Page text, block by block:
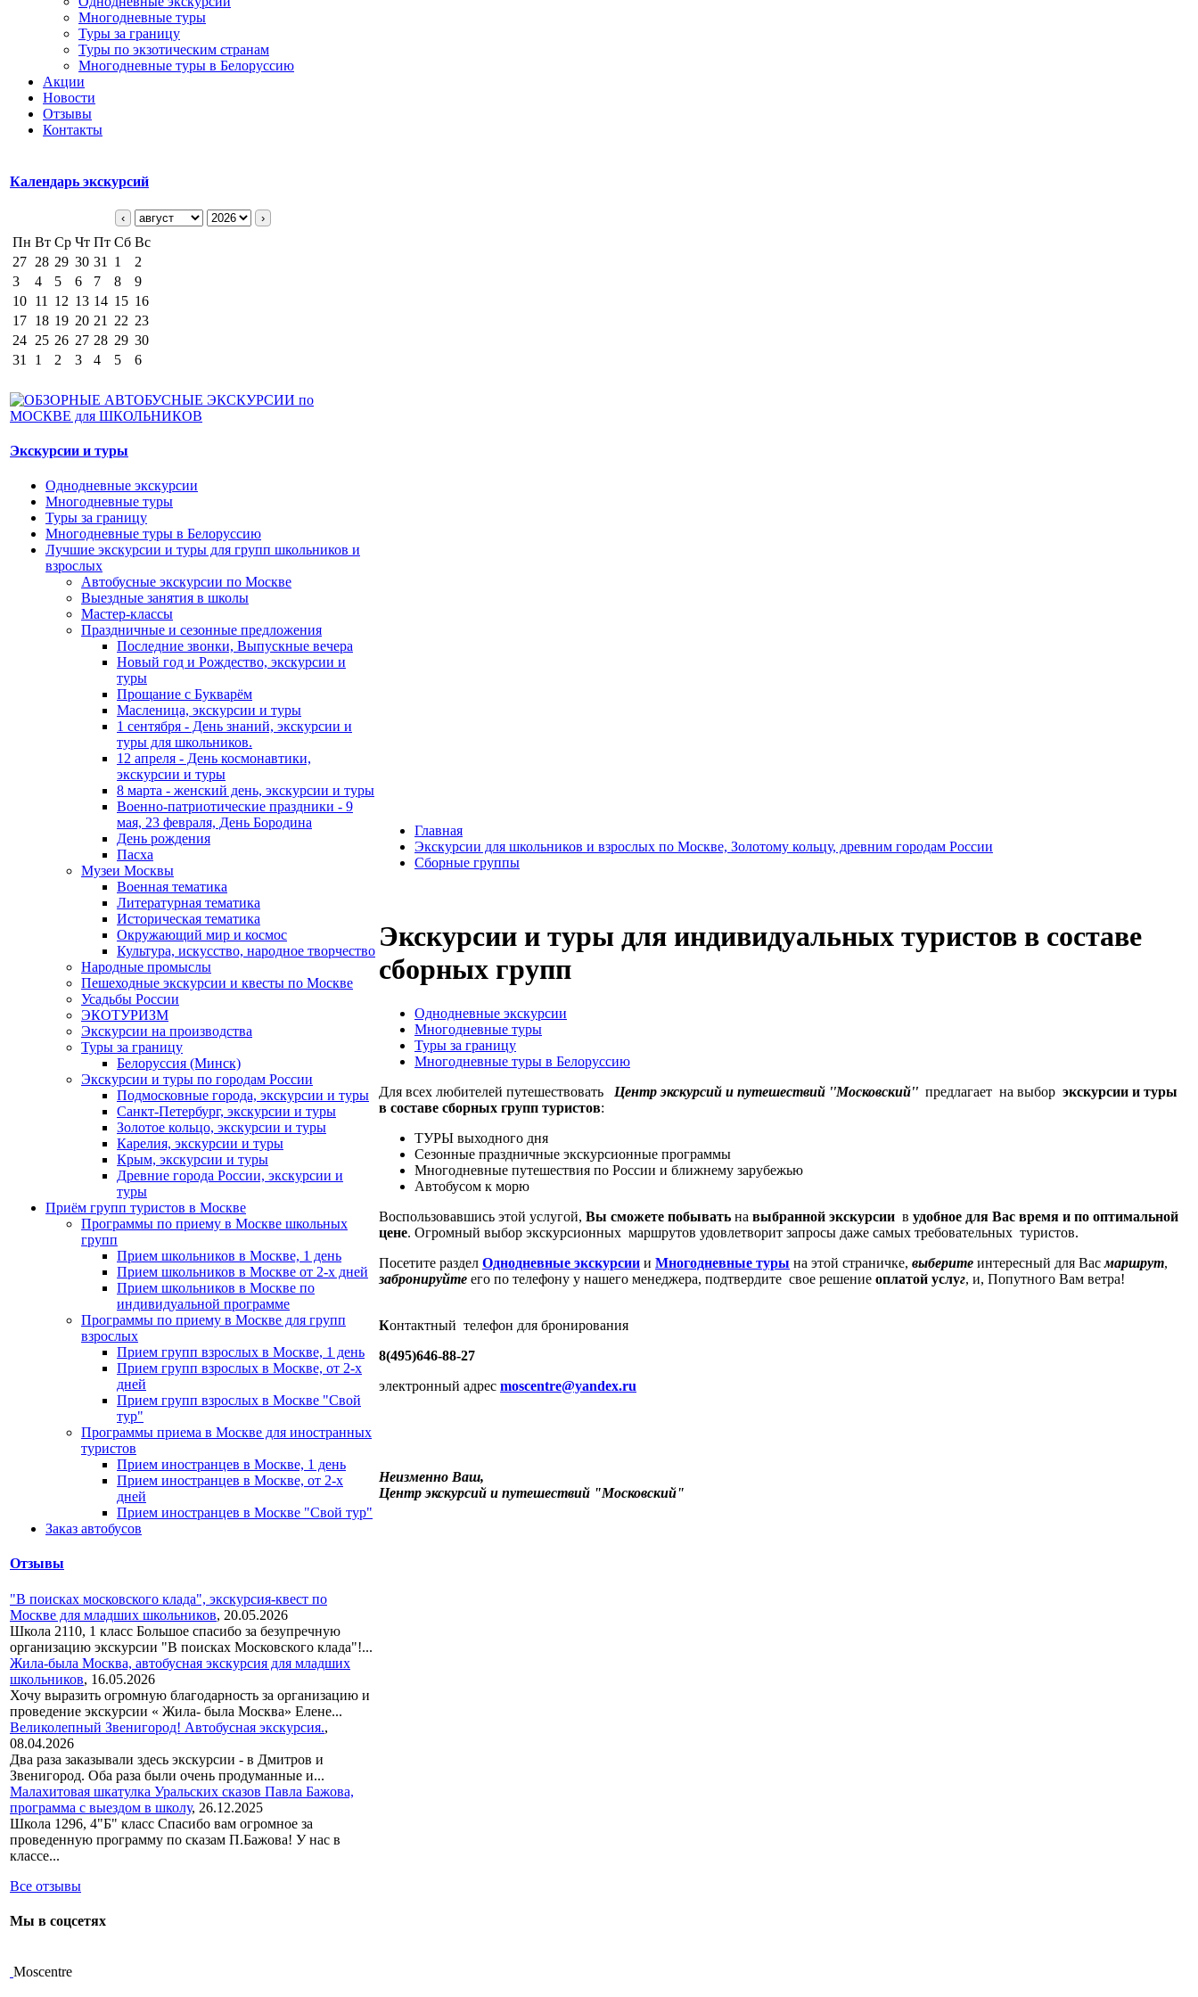
Многодневные туры
Туры за границу
Туры по экзотическим странам
Многодневные туры в Белоруссию
Акции
Новости
Отзывы
Контакты
Календарь экскурсий
‹ ›
Пн Вт Ср Чт Пт Сб Вс
27 28 29 30 31 1
2
3
4 5 6 7 8
9
10 11 12 13 14 15 16
17 18 19 20 21 22 23
24 25 26 27 28 29 30
31
1 2 3 4 5 6
Экскурсии и туры
Однодневные экскурсии
Многодневные туры
Туры за границу
Многодневные туры в Белоруссию
Лучшие экскурсии и туры для групп школьников и
взрослых
Автобусные экскурсии по Москве
Выездные занятия в школы
Мастер-классы
Праздничные и сезонные предложения
Последние звонки, Выпускные вечера
Новый год и Рождество, экскурсии и
туры
Прощание с Букварём
Масленица, экскурсии и туры
1 сентября - День знаний, экскурсии и
туры для школьников.
12 апреля - День космонавтики,
экскурсии и туры
8 марта - женский день, экскурсии и туры
Военно-патриотические праздники - 9
мая, 23 февраля, День Бородина
День рождения
Пасха
Музеи Москвы
Военная тематика
Литературная тематика
Историческая тематика
Окружающий мир и космос
Культура, искусство, народное творчество
Народные промыслы
Пешеходные экскурсии и квесты по Москве
Усадьбы России
ЭКОТУРИЗМ
Экскурсии на производства
Туры за границу
Белоруссия (Минск)
Экскурсии и туры по городам России
Подмосковные города, экскурсии и туры
Санкт-Петербург, экскурсии и туры
Золотое кольцо, экскурсии и туры
Карелия, экскурсии и туры
Крым, экскурсии и туры
Древние города России, экскурсии и
туры
Приём групп туристов в Москве
Программы по приему в Москве школьных
групп
Прием школьников в Москве, 1 день
Прием школьников в Москве от 2-х дней
Прием школьников в Москве по
индивидуальной программе
Программы по приему в Москве для групп
взрослых
Прием групп взрослых в Москве, 1 день
Прием групп взрослых в Москве, от 2-х
дней
Прием групп взрослых в Москве "Свой
тур"
Программы приема в Москве для иностранных
туристов
Прием иностранцев в Москве, 1 день
Прием иностранцев в Москве, от 2-х
дней
Прием иностранцев в Москве "Свой тур"
Заказ автобусов
Отзывы
"В поисках московского клада", экскурсия-квест по
Москве для младших школьников, 20.05.2026
Школа 2110, 1 класс Большое спасибо за безупречную
организацию экскурсии "В поисках Московского клада"!...
Жила-была Москва, автобусная экскурсия для младших
школьников, 16.05.2026
Хочу выразить огромную благодарность за организацию и
проведение экскурсии « Жила- была Москва» Елене...
Великолепный Звенигород! Автобусная экскурсия.,
08.04.2026
Два раза заказывали здесь экскурсии - в Дмитров и
Звенигород. Оба раза были очень продуманные и...
Малахитовая шкатулка Уральских сказов Павла Бажова,
программа с выездом в школу, 26.12.2025
Школа 1296, 4"Б" класс Спасибо вам огромное за
проведенную программу по сказам П.Бажова! У нас в
классе...
Все отзывы
Мы в соцсетях
Moscentre
Главная
Экскурсии для школьников и взрослых по Москве, Золотому кольцу, древним городам России
Сборные группы
Экскурсии и туры для индивидуальных туристов в составе
сборных групп
Однодневные экскурсии
Многодневные туры
Туры за границу
Многодневные туры в Белоруссию
Для всех любителей путешествовать Центр экскурсий и путешествий ''Московский'' предлагает на выбор экскурсии и туры
в составе сборных групп туристов:
ТУРЫ выходного дня
Сезонные праздничные экскурсионные программы
Многодневные путешествия по России и ближнему зарубежью
Автобусом к морю
Воспользовавшись этой услугой, Вы сможете побывать на выбранной экскурсии в удобное для Вас время и по оптимальной
цене. Огромный выбор экскурсионных маршрутов удовлетворит запросы даже самых требовательных туристов.
Посетите раздел Однодневные экскурсии и Многодневные туры на этой страничке, выберите интересный для Васмаршрут,
забронируйте его по телефону у нашего менеджера, подтвердите свое решение оплатой услуг, и, Попутного Вам ветра!
Контактный телефон для бронирования
8(495)646-88-27
электронный адрес moscentre@yandex.ru
Неизменно Ваш,
Центр экскурсий и путешествий "Московский"